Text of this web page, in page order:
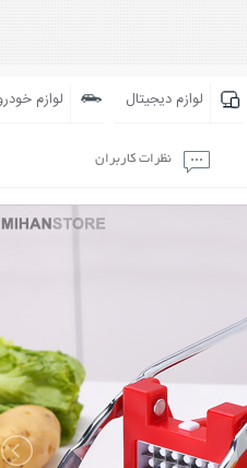
لوازم دیجیتال لوازم
نظرات کاربران